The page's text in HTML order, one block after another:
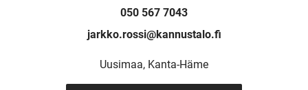
050 567 7043
jarkko.rossi@kannustalo.fi
Uusimaa, Kanta-Häme